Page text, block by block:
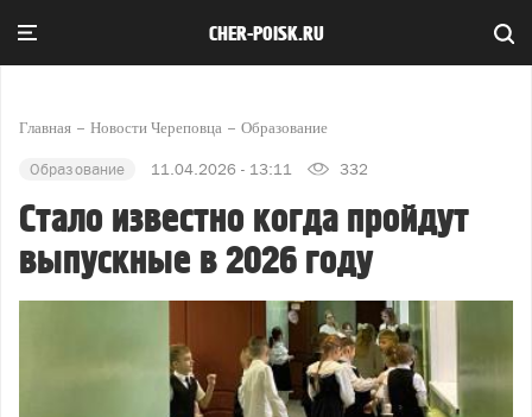
CHER-POISK.RU
Главная Новости Череповца Образование
Образование 11.04.2026 - 13:11 332
Стало известно когда пройдут
выпускные в 2026 году